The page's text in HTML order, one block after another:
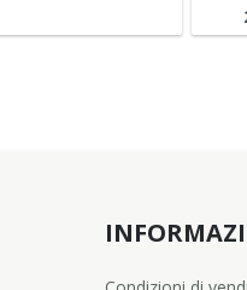
19,67 €.9,84 €.